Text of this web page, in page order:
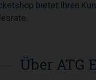
bietet Ihren
Über ATG